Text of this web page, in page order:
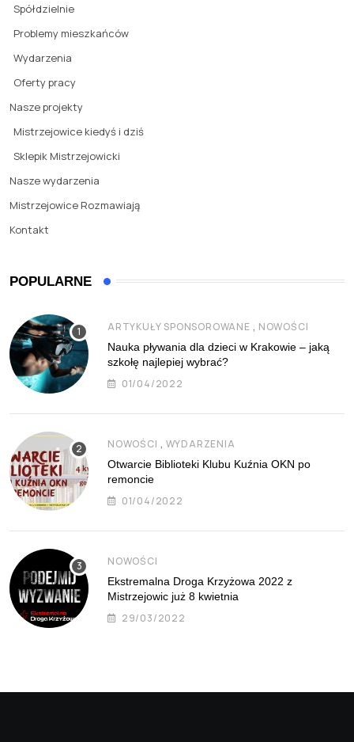
Spółdzielnie
Problemy mieszkańców
Wydarzenia
Oferty pracy
Nasze projekty
Mistrzejowice kiedyś i dziś
Sklepik Mistrzejowicki
Nasze wydarzenia
Mistrzejowice Rozmawiają
Kontakt
POPULARNE
ARTYKUŁY SPONSOROWANE , NOWOŚCI
Nauka pływania dla dzieci w Krakowie – jaką
szkołę najlepiej wybrać?
01/04/2022
NOWOŚCI , WYDARZENIA
Otwarcie Biblioteki Klubu Kuźnia OKN po
remoncie
01/04/2022
NOWOŚCI
Ekstremalna Droga Krzyżowa 2022 z
Mistrzejowic już 8 kwietnia
29/03/2022